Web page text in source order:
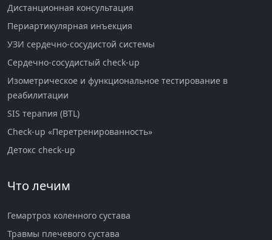
Дистанционная консультация
Периартикулярная инъекция
УЗИ сердечно-сосудистой системы
Сердечно-сосудистый check-up
Изометрическое и функциональное тестирование в
реабилитации
SIS терапия (BTL)
Check-up «Перетренированность»
Детокс check-up
Что лечим
Гемартроз коленного сустава
Травмы плечевого сустава